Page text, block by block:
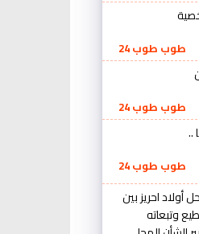
طوب طوب 24
طوب طوب 24
..
طوب طوب 24
أولاد احريز بين
وتبعاته